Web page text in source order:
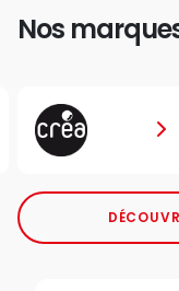
Nos